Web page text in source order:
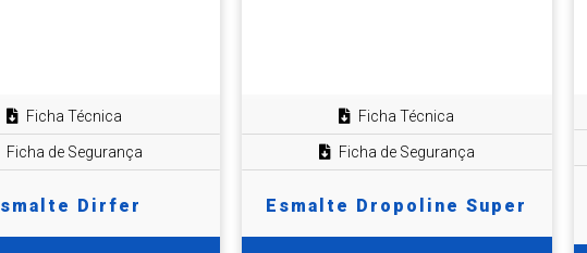
Ficha Técnica
Ficha de Segurança
Dirfer
Ficha Técnica
Ficha de Segurança
Esmalte Dropoline Super